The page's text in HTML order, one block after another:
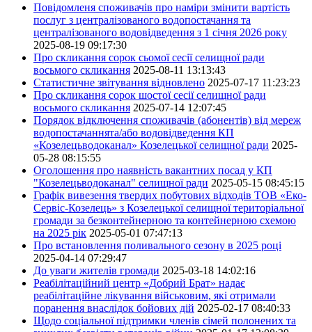
Повідомленя споживачів про наміри змінити вартість
послуг з централізованого водопостачання та
централізованого водовідведення з 1 січня 2026 року
2025-08-19 09:17:30
Про скликання сорок сьомої сесії селищної ради
восьмого скликання 2025-08-11 13:13:43
Статистичне звітування відновлено 2025-07-17 11:23:23
Про скликання сорок шостої сесії селищної ради
восьмого скликання 2025-07-14 12:07:45
Порядок відключення споживачів (абонентів) від мереж
водопостачаннята/або водовідведення КП
«Козелецьводоканал» Козелецької селищної ради 2025-
05-28 08:15:55
Оголошення про наявність вакантних посад у КП
"Козелецьводоканал" селищної ради 2025-05-15 08:45:15
Графік вивезення твердих побутових відходів ТОВ «Еко-
Сервіс-Козелець» з Козелецької селищної територіальної
громади за безконтейнерною та контейнерною схемою
на 2025 рік 2025-05-01 07:47:13
Про встановлення поливального сезону в 2025 році
2025-04-14 07:29:47
До уваги жителів громади 2025-03-18 14:02:16
Реабілітаційний центр «Добрий Брат» надає
реабілітаційне лікування військовим, які отримали
поранення внаслідок бойових дій 2025-02-17 08:40:33
Щодо соціальної підтримки членів сімей полонених та